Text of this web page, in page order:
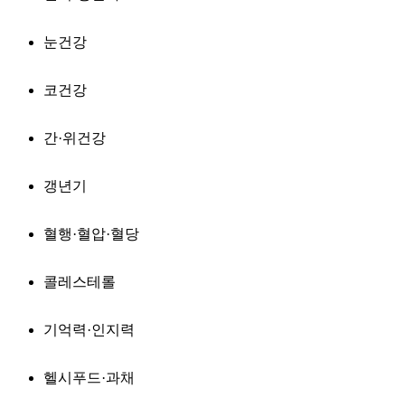
눈건강
코건강
간·위건강
갱년기
혈행·혈압·혈당
콜레스테롤
기억력·인지력
헬시푸드·과채